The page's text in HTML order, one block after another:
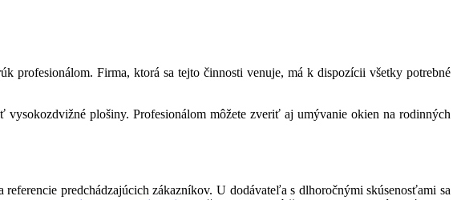
Firma, ktorá sa tejto činnosti venuje, má k dispozícii všetky potrebné
plošiny. Profesionálom môžete zveriť aj umývanie okien na rodinných
predchádzajúcich zákazníkov. U dodávateľa s dlhoročnými skúsenosťami sa